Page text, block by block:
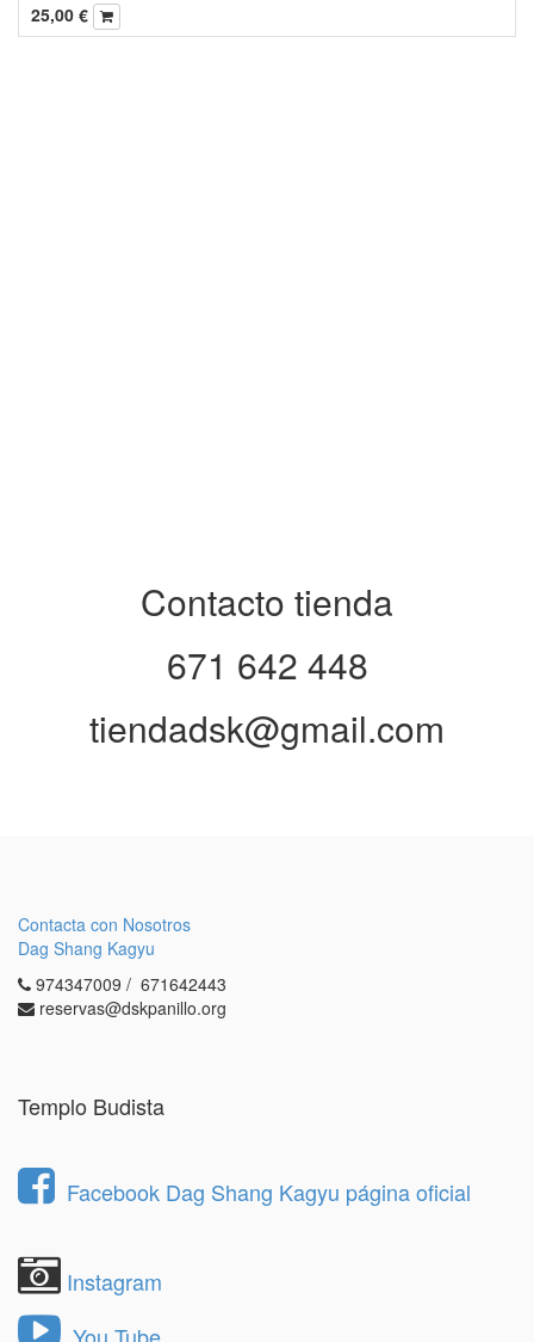
25,00 €
Contacto tienda
671 642 448
tiendadsk@gmail.com
Contacta con Nosotros
Dag Shang Kagyu
974347009 / 671642443
reservas@dskpanillo.org
Templo Budista
Facebook Dag Shang Kagyu página oficial
Instagram